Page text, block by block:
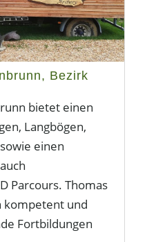
Bezirk
bietet einen
Langbögen,
einen
Parcours. Thomas
kompetent und
Fortbildungen